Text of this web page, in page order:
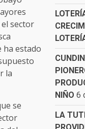
sector
ha estado
la
se
NIÑO 6
LA